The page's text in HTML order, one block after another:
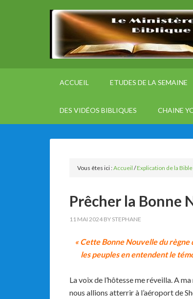
ACCUEIL ETUDES DE LA SEMAINE
DES VIDÉOS BIBLIQUES CHAINE
Vous êtes ici :Accueil /Explication de la Bible
Prêcher la Bonne
11 MAI 2024 BY STEPHANE
« Cette Bonne Nouvelle du
les peuples en entendent le
La voix de l’hôtesse me réveilla. A
nous allions atterrir à l’aéroport de